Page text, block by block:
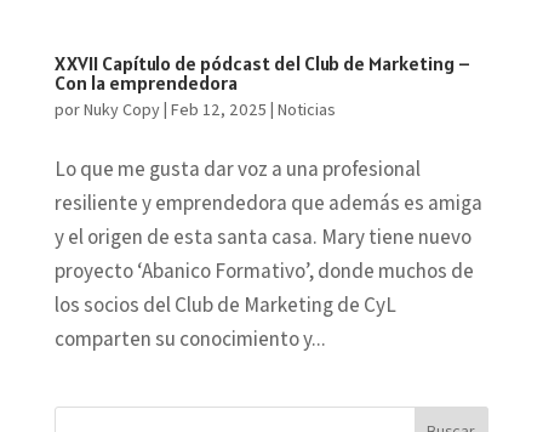
XXVII Capítulo de pódcast del Club de Marketing –
Con la emprendedora
porNuky Copy| Feb 12, 2025 | Noticias
Lo que me gusta dar voz a una profesional
resiliente y emprendedora que además es amiga
y el origen de esta santa casa. Mary tiene nuevo
proyecto ‘Abanico Formativo’, donde muchos de
los socios del Club de Marketing de CyL
comparten su conocimiento y...